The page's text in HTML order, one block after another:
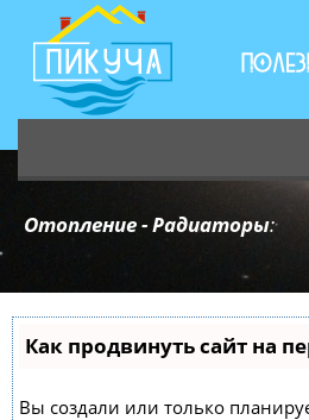
Отопление - Радиаторы:
Как продвинуть сайт на
Вы создали или только